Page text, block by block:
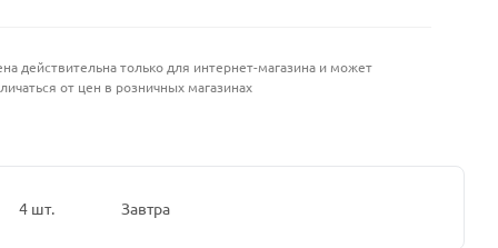
действительна только для интернет-магазина и может
от цен в розничных магазинах
4 шт. Завтра